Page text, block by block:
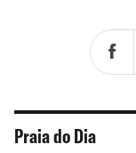
Praia do Dia